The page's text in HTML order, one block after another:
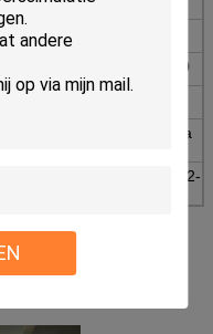
Vrijheid
1700*1200*2750
lucht 0.5~0.7Mpa
(E) GB/T4857.5 JISZ0202-